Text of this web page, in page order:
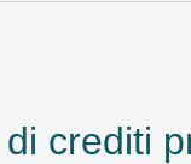
crediti